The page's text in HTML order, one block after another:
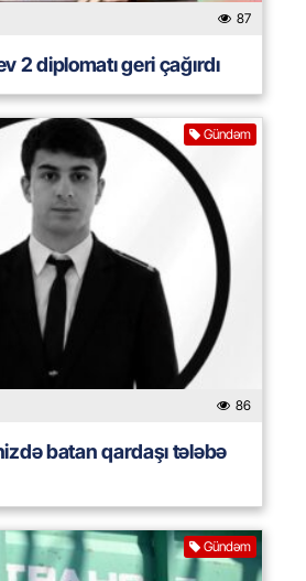
87
2 diplomatı geri çağırdı
Gündəm
86
batan qardaşı tələbə
Gündəm